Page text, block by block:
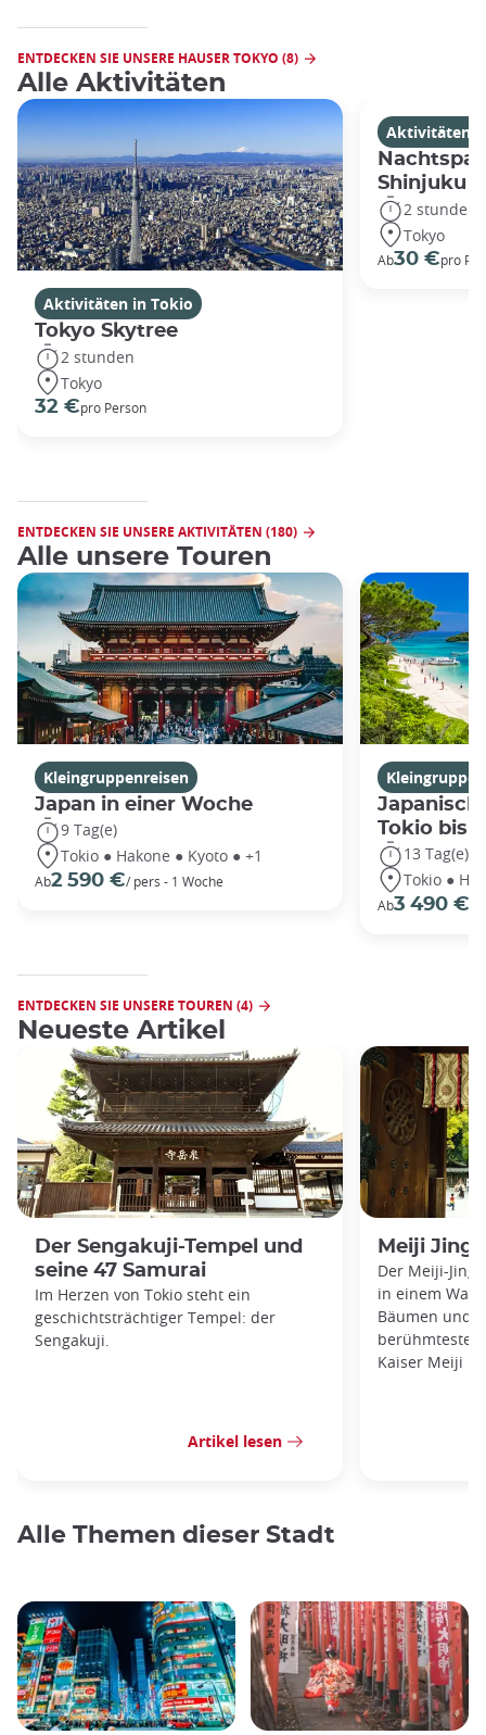
ENTDECKEN SIE UNSERE HAUSER TOKYO (8)
Alle Aktivitäten
Aktivitäten in Tokio
Tokyo Skytree
2 stunden
Tokyo
32 €pro Person
Aktivitäten
Shinjuku
2 stunden
Tokyo
Ab30 €pro
ENTDECKEN SIE UNSERE AKTIVITÄTEN (180)
Alle unsere Touren
Kleingruppenreisen
Japan in einer Woche
9 Tag(e)
Tokio ● Hakone ● Kyoto ● +1
Ab2 590 €/ pers - 1 Woche
Tokio bis
13 Tag(e)
Tokio ●
Ab3 490 €
ENTDECKEN SIE UNSERE TOUREN (4)
Neueste Artikel
Der Sengakuji-Tempel und
seine 47 Samurai
Im Herzen von Tokio steht ein
geschichtsträchtiger Tempel: der
Sengakuji.
Artikel lesen
Meiji
Der Meiji-
in einem
Bäumen und
berühmtesten
Kaiser Meiji
Alle Themen dieser Stadt